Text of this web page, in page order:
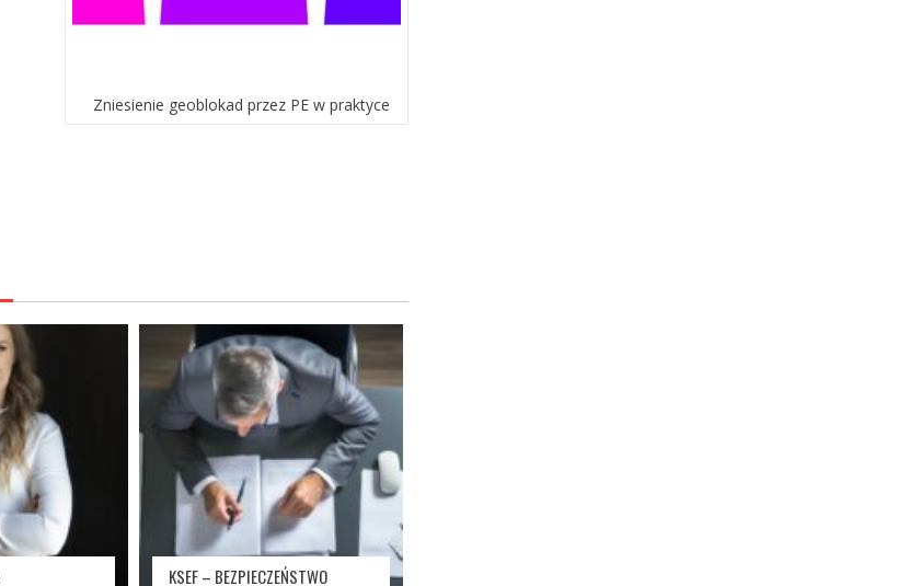
Zniesienie geoblokad przez PE w praktyce
KSEF – BEZPIECZEŃSTWO